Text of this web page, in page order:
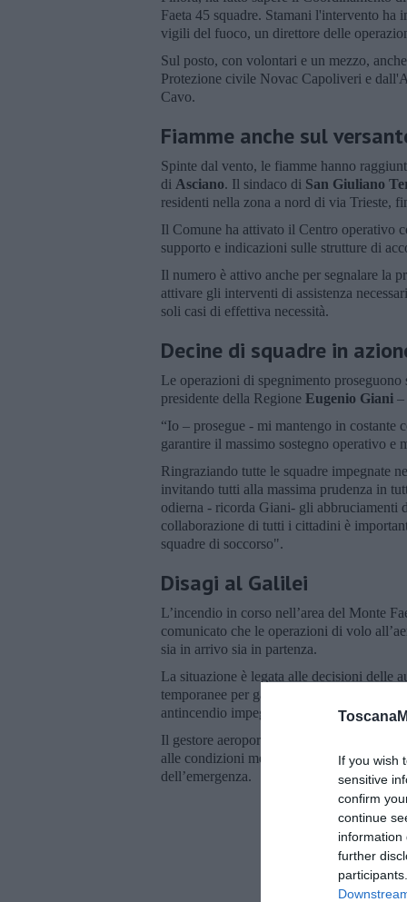
If you wish
sensitive
confirm
continue
information
further
Faeta 45 squadre. Stamani l'intervento
vigili del fuoco, un direttore delle
Sul posto, con volontari e un mezzo,
Protezione civile Novac Capoliveri e
Cavo.
Fiamme anche sul
Spinte dal vento, le fiamme hanno
di Asciano. Il sindaco di San Giuliano
residenti nella zona a nord di via Trieste,
Il Comune ha attivato il Centro operativo
supporto e indicazioni sulle strutture di
Il numero è attivo anche per segnalare la
attivare gli interventi di assistenza
soli casi di effettiva necessità.
Decine di squadre in
Le operazioni di spegnimento proseguono
presidente della Regione Eugenio Giani –
“Io – prosegue - mi mantengo in
garantire il massimo sostegno operativo e
Ringraziando tutte le squadre impegnate
invitando tutti alla massima prudenza in
odierna - ricorda Giani- gli abbruciamenti
collaborazione di tutti i cittadini è
squadre di soccorso".
Disagi al Galilei
L’incendio in corso nell’area del Monte
comunicato che le operazioni di volo
sia in arrivo sia in partenza.
La situazione è legata alle decisioni delle
temporanee per garantire la sicurezza
antincendio impegnati nello spegnimento
Il gestore aeroportuale ha fatto sapere che
alle condizioni meteo. Nel frattempo
dell’emergenza.